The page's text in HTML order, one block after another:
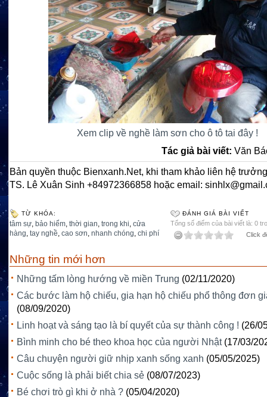
Xem clip về nghề làm sơn cho ô tô tai đây !
Tác giả bài viết: Văn
Bản quyền thuộc Bienxanh.Net, khi tham khảo liên hệ
TS. Lê Xuân Sinh +84972366858 hoặc email:
TỪ KHÓA:
tâm sự, bảo hiểm, thời gian, trong khi, cửa
hàng, tay nghề, cao sơn, nhanh chóng, chi phí
ĐÁNH GIÁ BÀI VIẾT
Tổng số điểm của bài viết là: 0
Click
Những tin mới hơn
Những tấm lòng hướng về miền Trung (02/11/2020)
Các bước làm hộ chiếu, gia hạn hộ chiếu phổ thông đơn
(08/09/2020)
Linh hoạt và sáng tạo là bí quyết của sự thành công ! (26/
Bình minh cho bé theo khoa học của người Nhật (17/03/
Câu chuyện người giữ nhịp xanh sống xanh (05/05/2025)
Cuộc sống là phải biết chia sẻ (08/07/2023)
Bé chơi trò gì khi ở nhà ? (05/04/2020)